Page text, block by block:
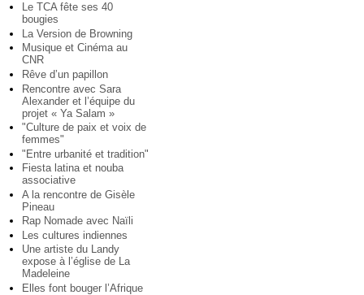
Le TCA fête ses 40
bougies
La Version de Browning
Musique et Cinéma au
CNR
Rêve d’un papillon
Rencontre avec Sara
Alexander et l’équipe du
projet « Ya Salam »
"Culture de paix et voix de
femmes"
"Entre urbanité et tradition"
Fiesta latina et nouba
associative
A la rencontre de Gisèle
Pineau
Rap Nomade avec Naïli
Les cultures indiennes
Une artiste du Landy
expose à l’église de La
Madeleine
Elles font bouger l’Afrique